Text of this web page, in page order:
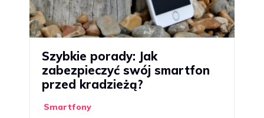
Szybkie porady: Jak
zabezpieczyć swój smartfon
przed kradzieżą?
Smartfony